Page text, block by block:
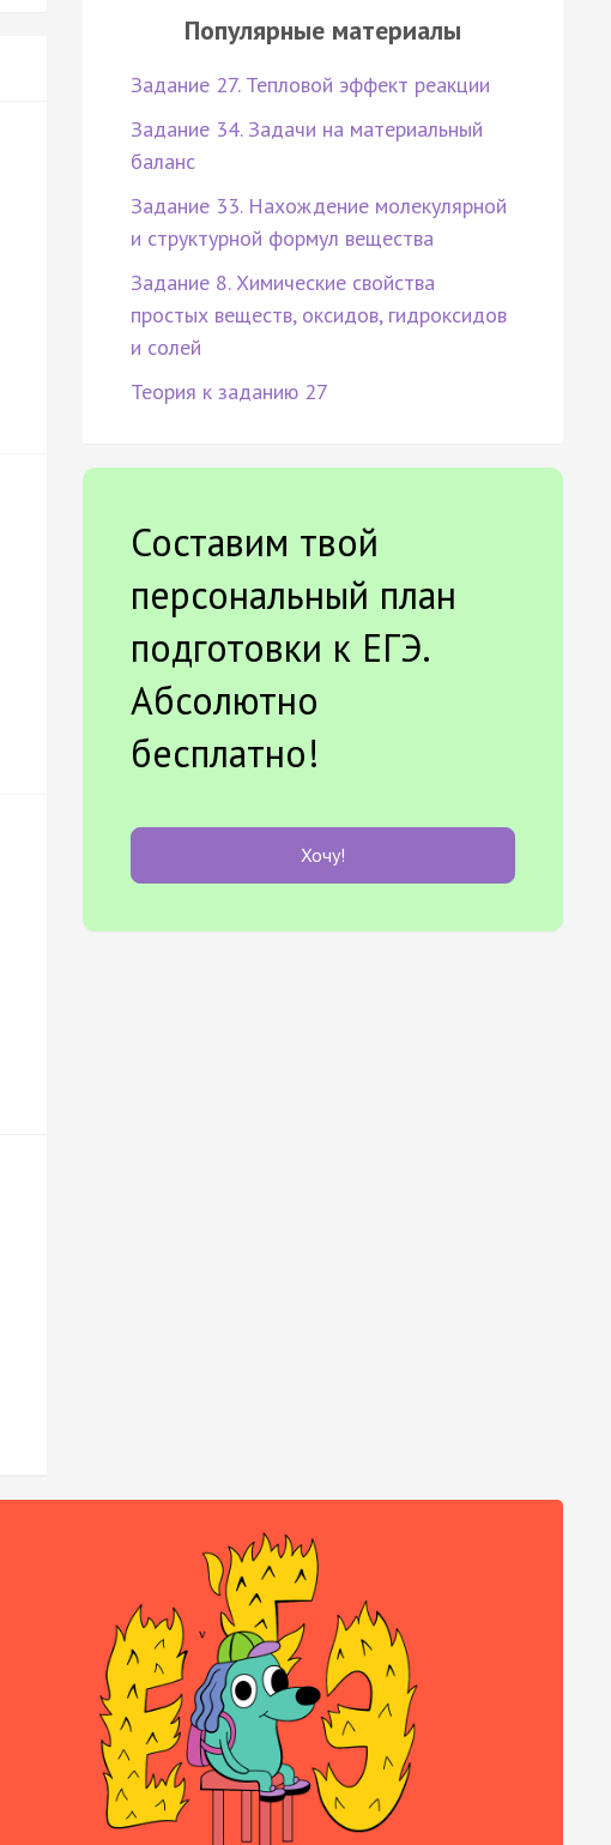
Популярные материалы
Задание 27. Тепловой эффект реакции
Задание 34. Задачи на материальный
баланс
Задание 33. Нахождение молекулярной
и структурной формул вещества
Задание 8. Химические свойства
простых веществ, оксидов, гидроксидов
и солей
Теория к заданию 27
Составим твой
персональный план
подготовки к ЕГЭ.
Абсолютно
бесплатно!
Хочу!